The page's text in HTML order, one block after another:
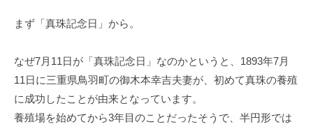
m
まず「真珠記念日」から。
なぜ7月11日が「真珠記念日」なのかというと、1893年7月
11日に三重県鳥羽町の御木本幸吉夫妻が、初めて真珠の養殖
に成功したことが由来となっています。
養殖場を始めてから3年目のことだったそうで、半円形では